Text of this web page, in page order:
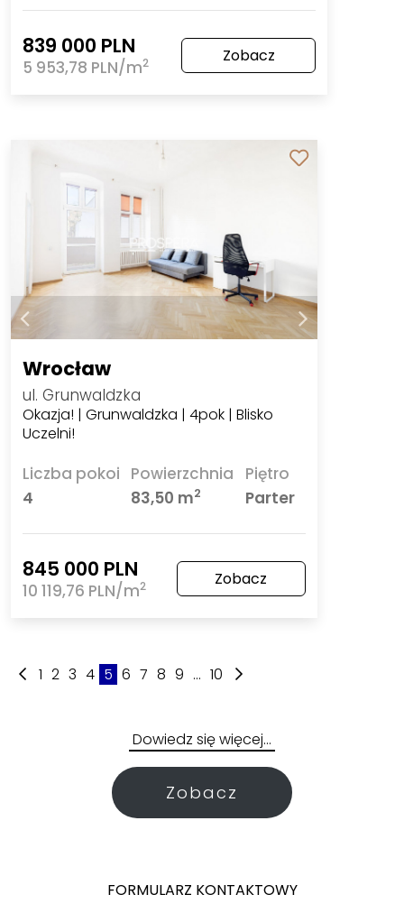
839 000 PLN
5 953,78 PLN/m2 Zobacz
Wrocław
ul. Grunwaldzka
Okazja! | Grunwaldzka | 4pok | Blisko
Uczelni!
Liczba pokoi
4
Powierzchnia
83,50 m2
Piętro
Parter
845 000 PLN
10 119,76 PLN/m2 Zobacz
1 2 3 4 5 6 7 8 9 ... 10
Dowiedz się więcej…
Zobacz
FORMULARZ KONTAKTOWY